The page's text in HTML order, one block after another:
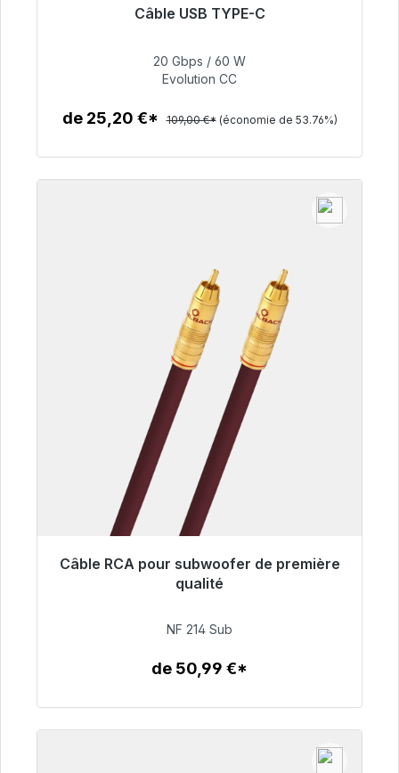
Câble USB TYPE-C
50,40 €
20 Gbps / 60 W
Evolution CC
de 25,20 €* 109,00 €* (économie de 53.76%)
Câble RCA pour subwoofer de première
qualité
Prêt à être expédié, délai de livraison 48h*
94,00 €
NF 214 Sub
de 50,99 €*